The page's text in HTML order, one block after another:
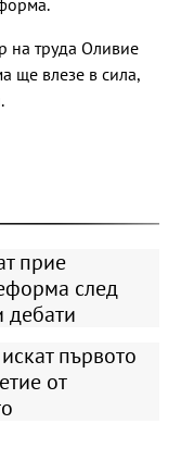
на труда Оливие
ще влезе в сила,
прие
след
дебати
първото
от